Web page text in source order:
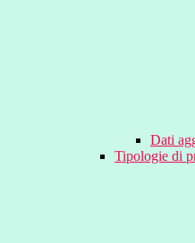
Dati
Tipologie di